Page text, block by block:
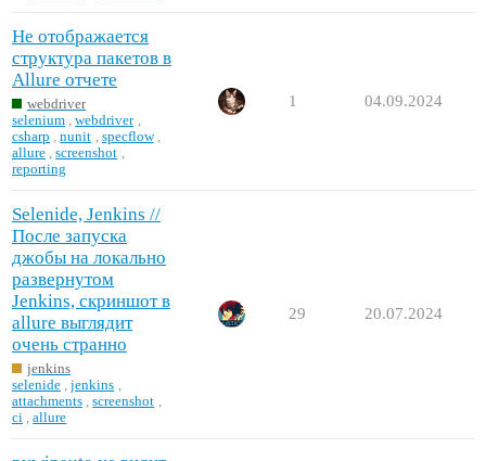
Не отображается
структура пакетов в
Allure отчете
webdriver
selenium ,webdriver
csharp
,nunit specflow
allure ,screenshot
reporting
1 04.09.2024
Selenide, Jenkins //
После запуска
джобы на локально
развернутом
Jenkins, скриншот в
allure выглядит
очень странно
jenkins
selenide ,jenkins
attachments ,screenshot
ci
,allure
29 20.07.2024